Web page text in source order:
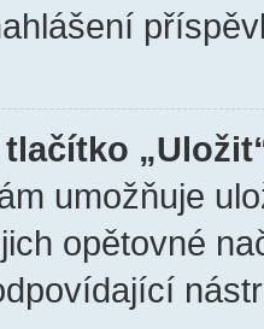
umožňuje
opětovné